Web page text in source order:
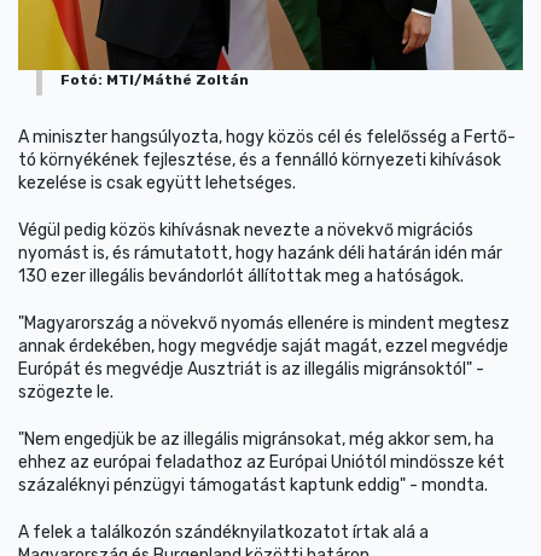
Fotó: MTI/Máthé Zoltán
A miniszter hangsúlyozta, hogy közös cél és felelősség a Fertő-
tó környékének fejlesztése, és a fennálló környezeti kihívások
kezelése is csak együtt lehetséges.
Végül pedig közös kihívásnak nevezte a növekvő migrációs
nyomást is, és rámutatott, hogy hazánk déli határán idén már
130 ezer illegális bevándorlót állítottak meg a hatóságok.
"Magyarország a növekvő nyomás ellenére is mindent megtesz
annak érdekében, hogy megvédje saját magát, ezzel megvédje
Európát és megvédje Ausztriát is az illegális migránsoktól" -
szögezte le.
"Nem engedjük be az illegális migránsokat, még akkor sem, ha
ehhez az európai feladathoz az Európai Uniótól mindössze két
százaléknyi pénzügyi támogatást kaptunk eddig" - mondta.
A felek a találkozón szándéknyilatkozatot írtak alá a